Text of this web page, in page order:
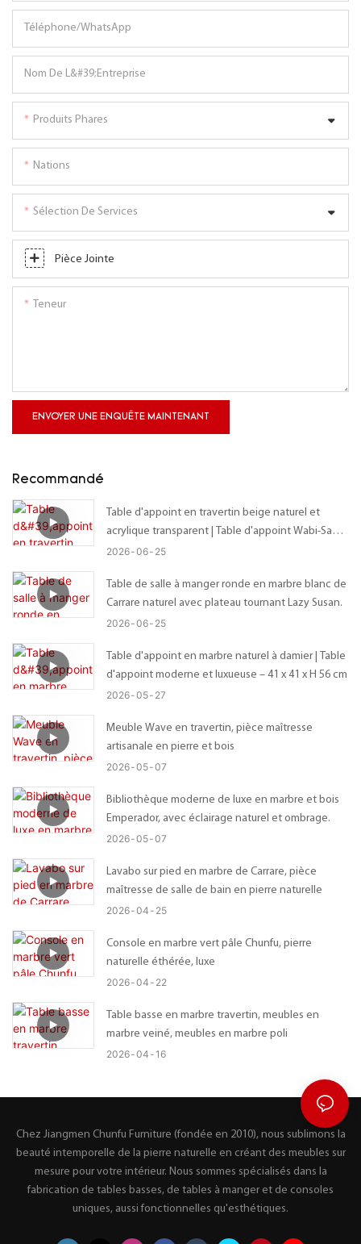
Téléphone/WhatsApp
Nom De L&#39;entreprise
Produits Phares
Nations
Sélection De Services
Pièce Jointe
Teneur
ENVOYER UNE ENQUÊTE MAINTENANT
Recommandé
Table d'appoint en travertin beige naturel et
acrylique transparent | Table d'appoint Wabi-Sabi
sur mesure avec plateau organique irrégulier –
2026 06 25
Table de salle à manger ronde en marbre blanc de
Carrare naturel avec plateau tournant Lazy Susan.
2026 06 25
Table d'appoint en marbre naturel à damier | Table
d'appoint moderne et luxueuse – 41 x 41 x H 56 cm
2026 05 27
Meuble Wave en travertin, pièce maîtresse
artisanale en pierre et bois
2026 05 07
Bibliothèque moderne de luxe en marbre et bois
Emperador, avec éclairage naturel et ombrage.
2026 05 07
Lavabo sur pied en marbre de Carrare, pièce
maîtresse de salle de bain en pierre naturelle
2026 04 25
Console en marbre vert pâle Chunfu, pierre
naturelle éthérée, luxe
2026 04 22
Table basse en marbre travertin, meubles en
marbre veiné, meubles en marbre poli
2026 04 16
Chez Jiangmen Chunfu Furniture (fondée en 2010), nous sublimons la
beauté intemporelle de la pierre naturelle en créant des meubles sur
mesure pour votre intérieur. Nous sommes spécialisés dans la
fabrication de tables basses, de tables à manger et de consoles
uniques, aussi fonctionnelles qu'esthétiques.